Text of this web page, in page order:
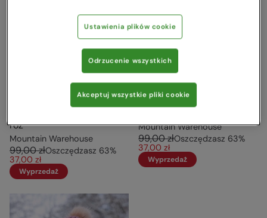
Rękawiczki dziecięce z
róż
Mountain Warehouse
99,00 złOszczędzasz 63%
37,00 zł
Wyprzedaż
Long Cuff - rękawice
Mountain Warehouse
99,00 złOszczędzasz 63%
37,00 zł
Wyprzedaż
Ustawienia plików cookie
Odrzucenie wszystkich
Akceptuj wszystkie pliki cookie